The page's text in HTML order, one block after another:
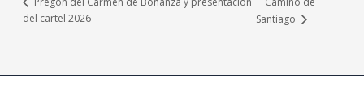
del cartel 2026
Santiago